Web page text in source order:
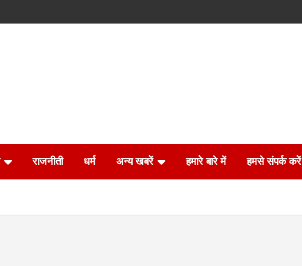
राजनीती धर्म अन्य खबरें हमारे बारे में हमसे संपर्क करें